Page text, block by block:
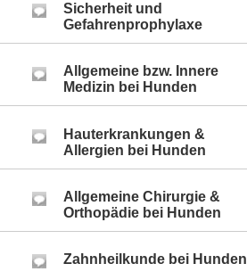
Sicherheit und
Gefahrenprophylaxe
Allgemeine bzw. Innere
Medizin bei Hunden
Hauterkrankungen &
Allergien bei Hunden
Allgemeine Chirurgie &
Orthopädie bei Hunden
Zahnheilkunde bei Hunden